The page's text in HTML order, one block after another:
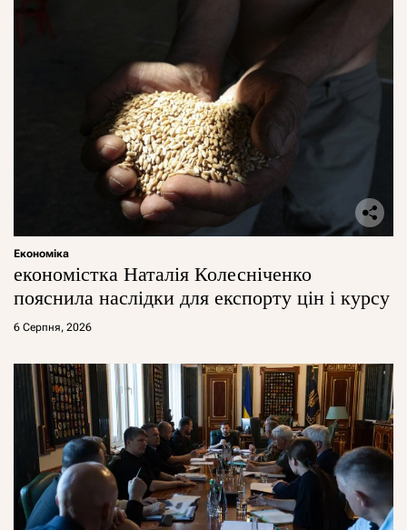
Економіка
економістка Наталія Колесніченко
пояснила наслідки для експорту цін і курсу
6 Серпня, 2026